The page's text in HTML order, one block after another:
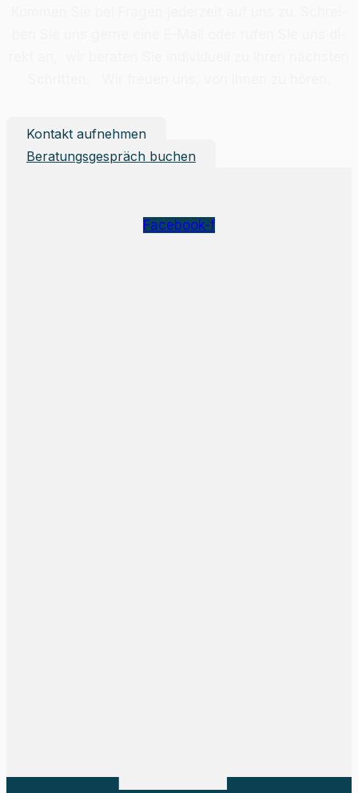
Kontakt aufnehmen
Beratungsgespräch buchen
Facebook-f